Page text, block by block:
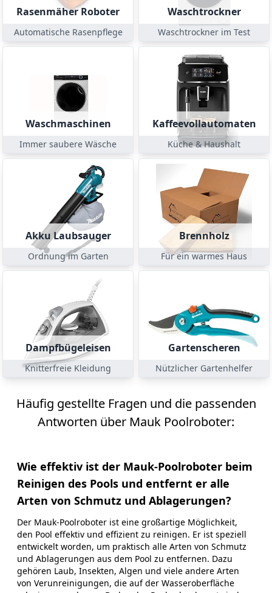
Rasenmäher Roboter
Automatische Rasenpflege
Waschtrockner
Waschtrockner im Test
Waschmaschinen
Immer saubere Wäsche
Kaffeevollautomaten
Küche & Haushalt
Akku Laubsauger
Ordnung im Garten
Brennholz
Für ein warmes Haus
Dampfbügeleisen
Knitterfreie Kleidung
Gartenscheren
Nützlicher Gartenhelfer
Häufig gestellte Fragen und die passenden
Antworten über Mauk Poolroboter:
Wie effektiv ist der Mauk-Poolroboter beim
Reinigen des Pools und entfernt er alle
Arten von Schmutz und Ablagerungen?
Der Mauk-Poolroboter ist eine großartige Möglichkeit,
den Pool effektiv und effizient zu reinigen. Er ist speziell
entwickelt worden, um praktisch alle Arten von Schmutz
und Ablagerungen aus dem Pool zu entfernen. Dazu
gehören Laub, Insekten, Algen und viele andere Arten
von Verunreinigungen, die auf der Wasseroberfläche